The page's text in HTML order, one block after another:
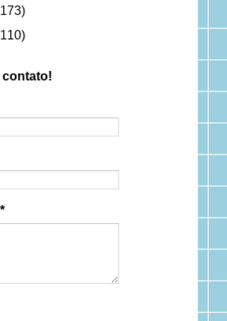
contato!
*